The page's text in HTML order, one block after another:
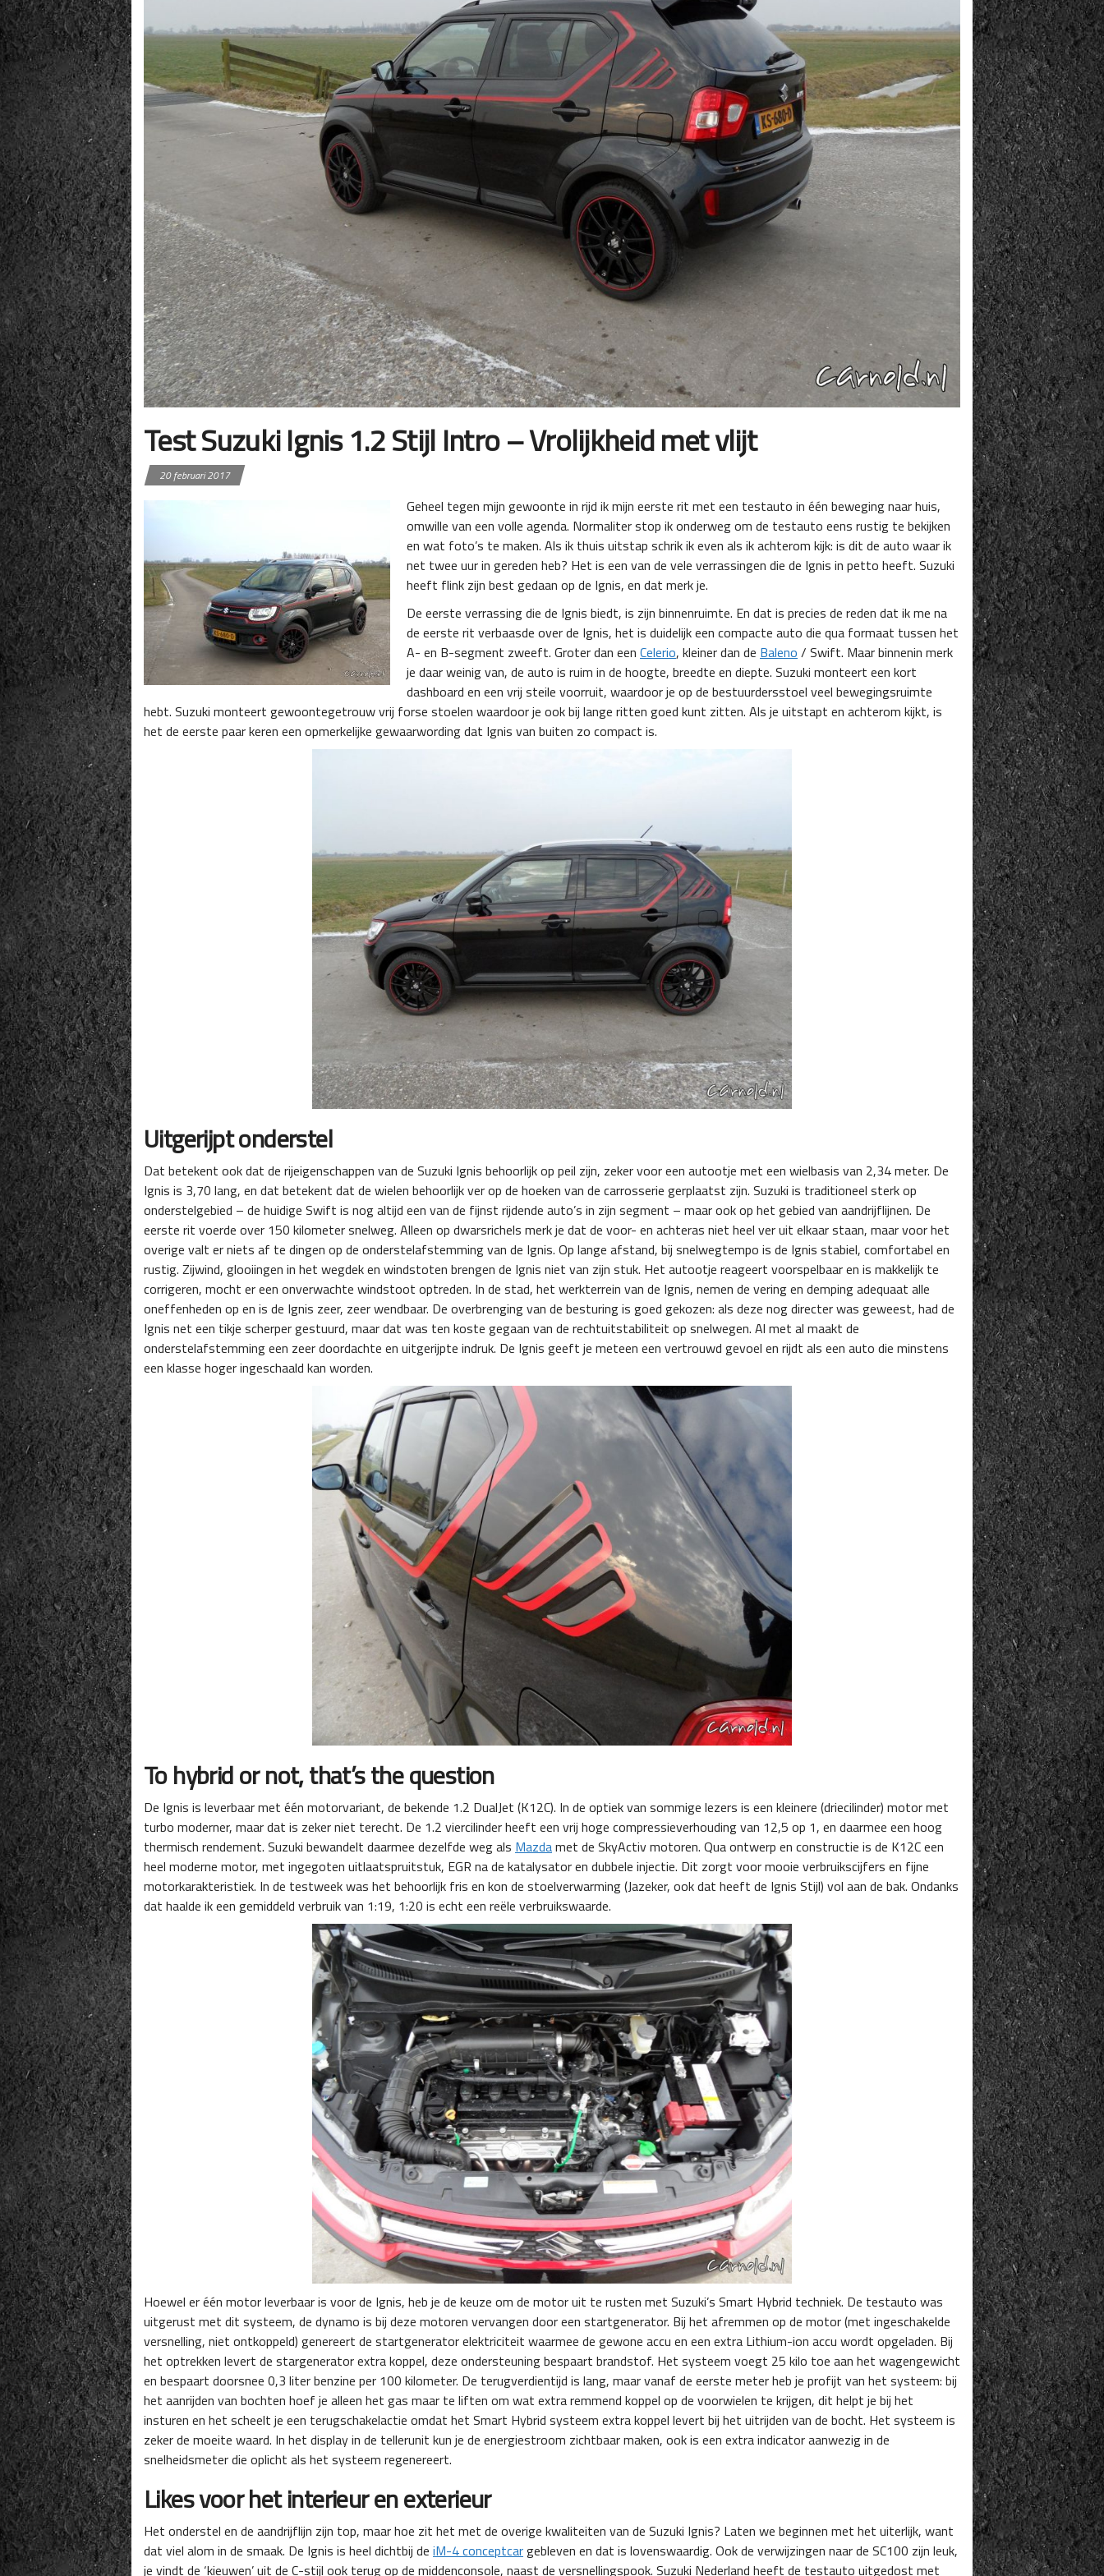
Test Suzuki Ignis 1.2 Stijl Intro – Vrolijkheid met vlijt
20 februari 2017
Geheel tegen mijn gewoonte in rijd ik mijn eerste rit met een testauto in één beweging naar huis,
omwille van een volle agenda. Normaliter stop ik onderweg om de testauto eens rustig te bekijken
en wat foto’s te maken. Als ik thuis uitstap schrik ik even als ik achterom kijk: is dit de auto waar ik
net twee uur in gereden heb? Het is een van de vele verrassingen die de Ignis in petto heeft. Suzuki
heeft flink zijn best gedaan op de Ignis, en dat merk je.
De eerste verrassing die de Ignis biedt, is zijn binnenruimte. En dat is precies de reden dat ik me na
de eerste rit verbaasde over de Ignis, het is duidelijk een compacte auto die qua formaat tussen het
A- en B-segment zweeft. Groter dan een Celerio, kleiner dan de Baleno / Swift. Maar binnenin merk
je daar weinig van, de auto is ruim in de hoogte, breedte en diepte. Suzuki monteert een kort
dashboard en een vrij steile voorruit, waardoor je op de bestuurdersstoel veel bewegingsruimte
hebt. Suzuki monteert gewoontegetrouw vrij forse stoelen waardoor je ook bij lange ritten goed kunt zitten. Als je uitstapt en achterom kijkt, is
het de eerste paar keren een opmerkelijke gewaarwording dat Ignis van buiten zo compact is.
Uitgerijpt onderstel
Dat betekent ook dat de rijeigenschappen van de Suzuki Ignis behoorlijk op peil zijn, zeker voor een autootje met een wielbasis van 2,34 meter. De
Ignis is 3,70 lang, en dat betekent dat de wielen behoorlijk ver op de hoeken van de carrosserie gerplaatst zijn. Suzuki is traditioneel sterk op
onderstelgebied – de huidige Swift is nog altijd een van de fijnst rijdende auto’s in zijn segment – maar ook op het gebied van aandrijflijnen. De
eerste rit voerde over 150 kilometer snelweg. Alleen op dwarsrichels merk je dat de voor- en achteras niet heel ver uit elkaar staan, maar voor het
overige valt er niets af te dingen op de onderstelafstemming van de Ignis. Op lange afstand, bij snelwegtempo is de Ignis stabiel, comfortabel en
rustig. Zijwind, glooiingen in het wegdek en windstoten brengen de Ignis niet van zijn stuk. Het autootje reageert voorspelbaar en is makkelijk te
corrigeren, mocht er een onverwachte windstoot optreden. In de stad, het werkterrein van de Ignis, nemen de vering en demping adequaat alle
oneffenheden op en is de Ignis zeer, zeer wendbaar. De overbrenging van de besturing is goed gekozen: als deze nog directer was geweest, had de
Ignis net een tikje scherper gestuurd, maar dat was ten koste gegaan van de rechtuitstabiliteit op snelwegen. Al met al maakt de
onderstelafstemming een zeer doordachte en uitgerijpte indruk. De Ignis geeft je meteen een vertrouwd gevoel en rijdt als een auto die minstens
een klasse hoger ingeschaald kan worden.
To hybrid or not, that’s the question
De Ignis is leverbaar met één motorvariant, de bekende 1.2 DualJet (K12C). In de optiek van sommige lezers is een kleinere (driecilinder) motor met
turbo moderner, maar dat is zeker niet terecht. De 1.2 viercilinder heeft een vrij hoge compressieverhouding van 12,5 op 1, en daarmee een hoog
thermisch rendement. Suzuki bewandelt daarmee dezelfde weg als Mazdamet de SkyActiv motoren. Qua ontwerp en constructie is de K12C een
heel moderne motor, met ingegoten uitlaatspruitstuk, EGR na de katalysator en dubbele injectie. Dit zorgt voor mooie verbruikscijfers en fijne
motorkarakteristiek. In de testweek was het behoorlijk fris en kon de stoelverwarming (Jazeker, ook dat heeft de Ignis Stijl) vol aan de bak. Ondanks
dat haalde ik een gemiddeld verbruik van 1:19, 1:20 is echt een reële verbruikswaarde.
Hoewel er één motor leverbaar is voor de Ignis, heb je de keuze om de motor uit te rusten met Suzuki’s Smart Hybrid techniek. De testauto was
uitgerust met dit systeem, de dynamo is bij deze motoren vervangen door een startgenerator. Bij het afremmen op de motor (met ingeschakelde
versnelling, niet ontkoppeld) genereert de startgenerator elektriciteit waarmee de gewone accu en een extra Lithium-ion accu wordt opgeladen. Bij
het optrekken levert de stargenerator extra koppel, deze ondersteuning bespaart brandstof. Het systeem voegt 25 kilo toe aan het wagengewicht
en bespaart doorsnee 0,3 liter benzine per 100 kilometer. De terugverdientijd is lang, maar vanaf de eerste meter heb je profijt van het systeem: bij
het aanrijden van bochten hoef je alleen het gas maar te liften om wat extra remmend koppel op de voorwielen te krijgen, dit helpt je bij het
insturen en het scheelt je een terugschakelactie omdat het Smart Hybrid systeem extra koppel levert bij het uitrijden van de bocht. Het systeem is
zeker de moeite waard. In het display in de tellerunit kun je de energiestroom zichtbaar maken, ook is een extra indicator aanwezig in de
snelheidsmeter die oplicht als het systeem regenereert.
Likes voor het interieur en exterieur
Het onderstel en de aandrijflijn zijn top, maar hoe zit het met de overige kwaliteiten van de Suzuki Ignis? Laten we beginnen met het uiterlijk, want
dat viel alom in de smaak. De Ignis is heel dichtbij de iM-4 conceptcargebleven en dat is lovenswaardig. Ook de verwijzingen naar de SC100 zijn leuk,
je vindt de ‘kieuwen’ uit de C-stijl ook terug op de middenconsole, naast de versnellingspook. Suzuki Nederland heeft de testauto uitgedost met